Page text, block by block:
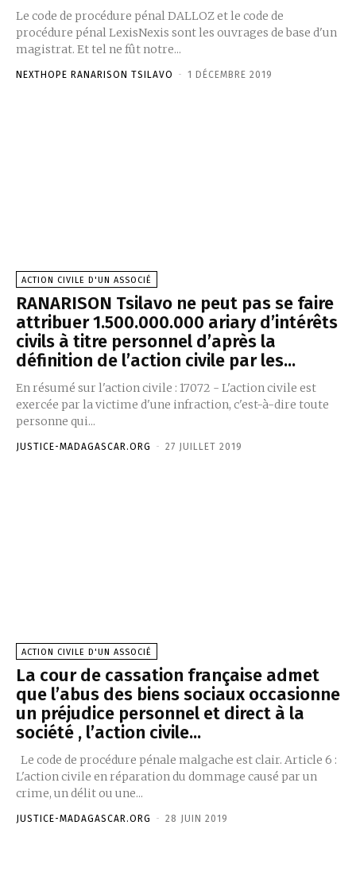
Le code de procédure pénal DALLOZ et le code de
procédure pénal LexisNexis sont les ouvrages de base d'un
magistrat. Et tel ne fût notre...
NEXTHOPE RANARISON TSILAVO - 1 DÉCEMBRE 2019
ACTION CIVILE D'UN ASSOCIÉ
RANARISON Tsilavo ne peut pas se faire
attribuer 1.500.000.000 ariary d’intérêts
civils à titre personnel d’après la
définition de l’action civile par les...
En résumé sur l'action civile : 17072 - L'action civile est
exercée par la victime d'une infraction, c'est-à-dire toute
personne qui...
JUSTICE-MADAGASCAR.ORG - 27 JUILLET 2019
ACTION CIVILE D'UN ASSOCIÉ
La cour de cassation française admet
que l’abus des biens sociaux occasionne
un préjudice personnel et direct à la
société , l’action civile...
L'action civile en réparation du dommage causé par un
crime, un délit ou une...
JUSTICE-MADAGASCAR.ORG - 28 JUIN 2019